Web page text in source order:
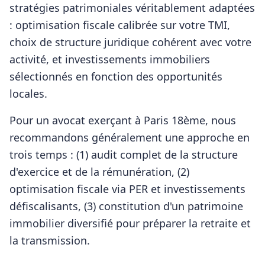
stratégies patrimoniales véritablement adaptées
: optimisation fiscale calibrée sur votre TMI,
choix de structure juridique cohérent avec votre
activité, et investissements immobiliers
sélectionnés en fonction des opportunités
locales.
Pour un avocat exerçant à Paris 18ème, nous
recommandons généralement une approche en
trois temps : (1) audit complet de la structure
d'exercice et de la rémunération, (2)
optimisation fiscale via PER et investissements
défiscalisants, (3) constitution d'un patrimoine
immobilier diversifié pour préparer la retraite et
la transmission.